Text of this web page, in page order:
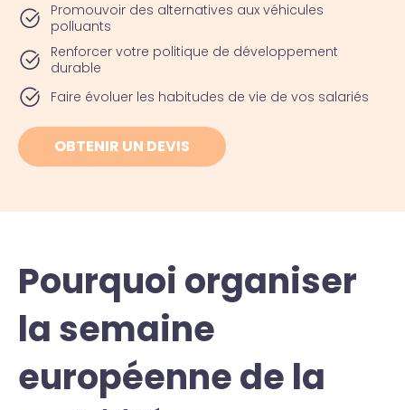
Promouvoir des alternatives aux véhicules
polluants
Renforcer votre politique de développement
durable
Faire évoluer les habitudes de vie de vos salariés
OBTENIR UN DEVIS
Pourquoi organiser
la semaine
européenne de la